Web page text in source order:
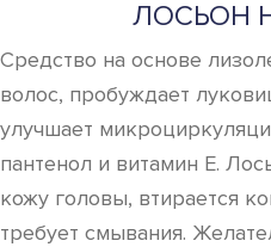
ЛОСЬОН
Средство на основе
волос, пробуждает
улучшает
пантенол и витамин E.
кожу головы, втирается
требует смывания.